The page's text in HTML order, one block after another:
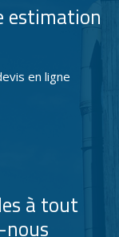
estimation
en ligne
à tout